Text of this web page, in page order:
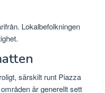
Lokalbefolkningen
särskilt runt Piazza
är generellt sett